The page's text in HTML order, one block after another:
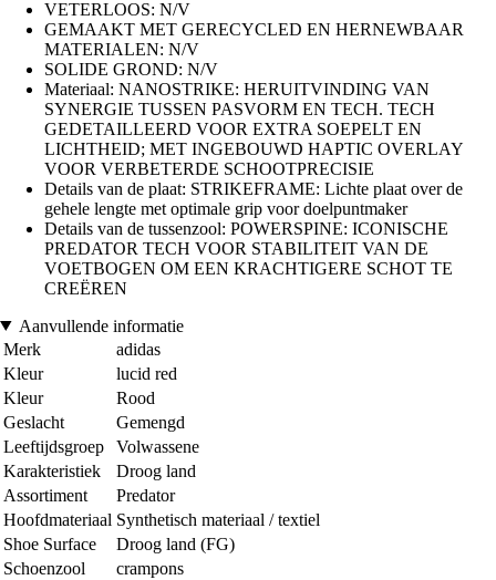
VETERLOOS: N/V
GEMAAKT MET GERECYCLED EN HERNEWBAAR
MATERIALEN: N/V
SOLIDE GROND: N/V
Materiaal: NANOSTRIKE: HERUITVINDING VAN
SYNERGIE TUSSEN PASVORM EN TECH. TECH
GEDETAILLEERD VOOR EXTRA SOEPELT EN
LICHTHEID; MET INGEBOUWD HAPTIC OVERLAY
VOOR VERBETERDE SCHOOTPRECISIE
Details van de plaat: STRIKEFRAME: Lichte plaat over de
gehele lengte met optimale grip voor doelpuntmaker
Details van de tussenzool: POWERSPINE: ICONISCHE
PREDATOR TECH VOOR STABILITEIT VAN DE
VOETBOGEN OM EEN KRACHTIGERE SCHOT TE
CREËREN
Aanvullende informatie
Merk
adidas
Kleur
lucid red
Kleur
Rood
Geslacht
Gemengd
Leeftijdsgroep
Volwassene
Karakteristiek
Droog land
Assortiment
Predator
Hoofdmateriaal Synthetisch materiaal / textiel
Shoe Surface
Droog land (FG)
Schoenzool
crampons